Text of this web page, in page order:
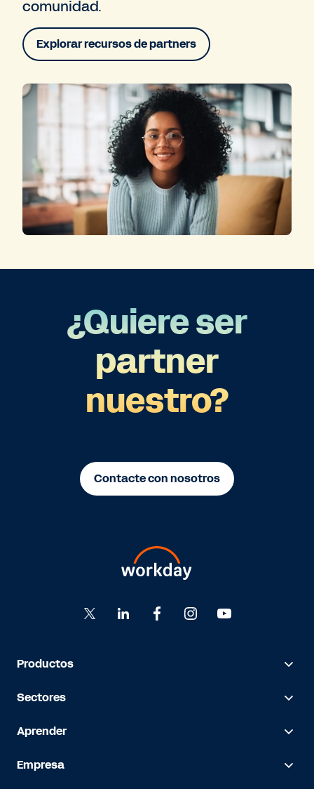
comunidad.
Explorar recursos de partners
¿Quiere ser
partner
nuestro?
Contacte con nosotros
Productos
Sectores
Aprender
Empresa